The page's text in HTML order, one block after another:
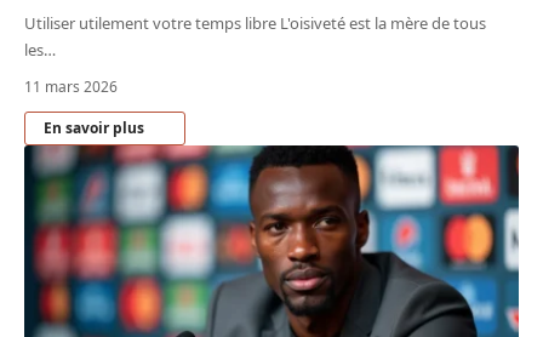
Utiliser utilement votre temps libre L'oisiveté est la mère de tous
les…
11 mars 2026
En savoir plus